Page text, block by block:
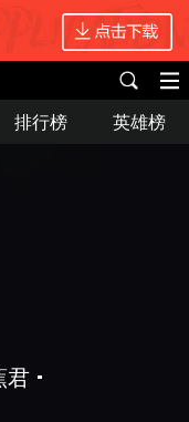
排行榜 英雄榜
君